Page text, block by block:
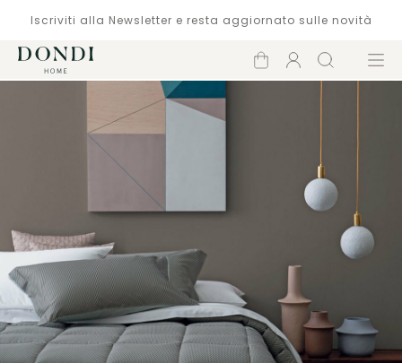
Iscriviti alla Newsletter e resta aggiornato sulle novità
Carrello
Account
Cerca Menù